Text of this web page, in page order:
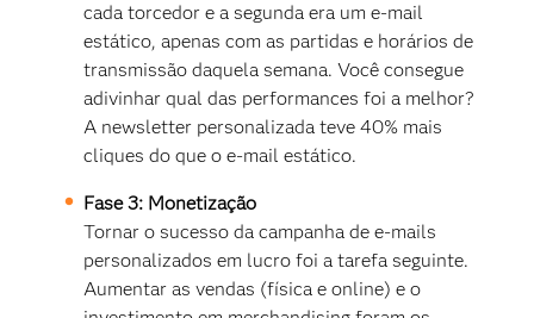
cada torcedor e a segunda era um e-mail
estático, apenas com as partidas e horários de
transmissão daquela semana. Você consegue
adivinhar qual das performances foi a melhor?
A newsletter personalizada teve 40% mais
cliques do que o e-mail estático.
Fase 3: Monetização
Tornar o sucesso da campanha de e-mails
personalizados em lucro foi a tarefa seguinte.
Aumentar as vendas (física e online) e o